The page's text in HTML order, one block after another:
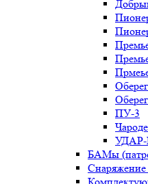
Оберег
ПУ-3
БАМы